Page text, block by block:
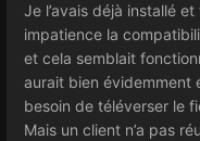
Je l’avais déjà installé
impatience la
et cela semblait
aurait bien évidemment
besoin de téléverser le
Mais un client n’a pas